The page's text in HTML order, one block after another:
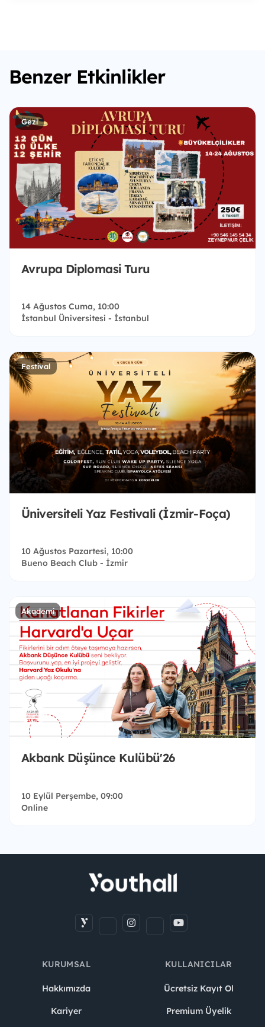
Benzer Etkinlikler
Gezi
Avrupa Diplomasi Turu
14 Ağustos Cuma, 10:00
İstanbul Üniversitesi - İstanbul
Festival
Üniversiteli Yaz Festivali (İzmir-Foça)
10 Ağustos Pazartesi, 10:00
Bueno Beach Club - İzmir
Akademi
Akbank Düşünce Kulübü'26
10 Eylül Perşembe, 09:00
Online
KURUMSAL
Hakkımızda
Kariyer
KULLANICILAR
Ücretsiz Kayıt Ol
Premium Üyelik